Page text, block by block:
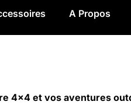
A Propos
4×4 et vos aventures